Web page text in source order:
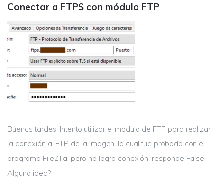
Conectar a FTPS con módulo FTP
Buenas tardes, Intento utilizar el módulo de FTP para realizar
la conexión al FTP de la imagen, la cual fue probada con el
programa FileZilla, pero no logro conexión, responde False.
Alguna idea?